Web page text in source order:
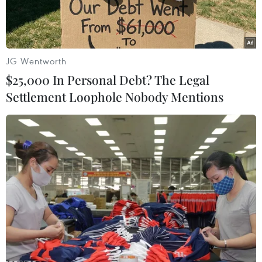
Phế cầu khuẩn là nguyên nhân gây ra khoảng 1,6 triệu ca tử
vong trên toàn thế giới mỗi năm. (Nguồn: Plenglish)
Cuba đã nối lại các thử nghiệm lâm sàng đối với
ứng cử viên vaccine Quimi-Vio, do các nhà khoa
học thuộc Viện Vaccine Finlay (IFV) nghiên cứu
và phát triển.
JG Wentworth
$25,000 In Personal Debt? The Legal
Settlement Loophole Nobody Mentions